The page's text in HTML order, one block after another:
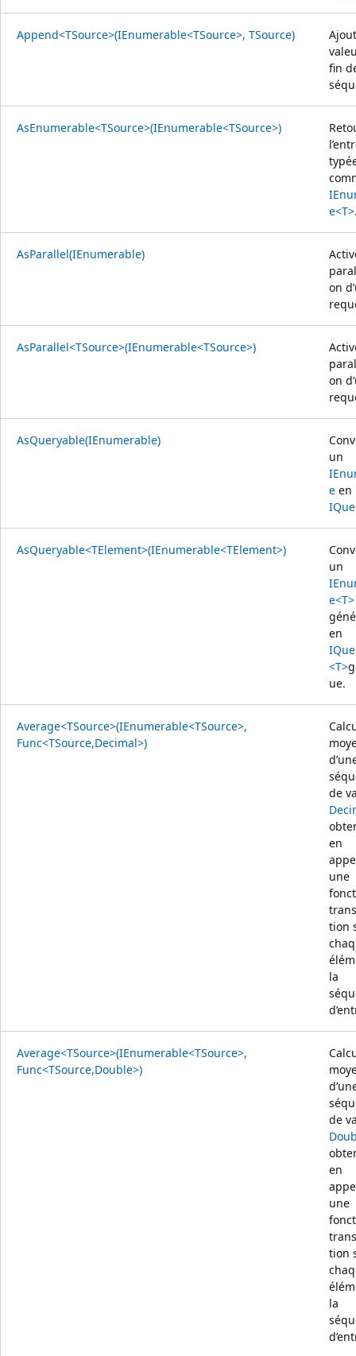
Append<TSource>(IEnumerable<TSource>, TSource)
fin
AsEnumerable<TSource>(IEnumerable<TSource>)
e<T>
AsParallel(IEnumerable)
on
AsParallel<TSource>(IEnumerable<TSource>)
on
AsQueryable(IEnumerable)
un
e en
AsQueryable<TElement>(IEnumerable<TElement>)
un
e<T>
en
<T>
ue.
Average<TSource>(IEnumerable<TSource>,
Func<TSource,Decimal>)
de
en
une
tion
la
Average<TSource>(IEnumerable<TSource>,
Func<TSource,Double>)
de
en
une
tion
la